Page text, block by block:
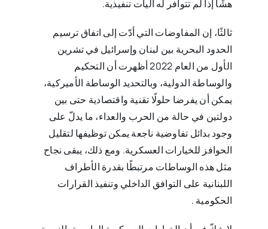
هشًا إذا لم تتوافر له آليات تنفيذية.
ثالثًا، إن المفاوضات التي أدّت إلى اتفاق ترسيم
الحدود البحرية بين لبنان وإسرائيل في تشرين
الأول من العام 2022 أظهرت أن التحكيم
والوساطة الدولية، وبالتحديد الوساطة الأميركية،
يمكن أن يفرضا حلولًا تقنية واقتصادية حتى بين
دولتين في حالة من الحرب والعداء، ما يدلّ على
وجود بدائل تفاوضية ناجعة يمكن توظيفها لتقليل
الحوافز للخيارات العسكرية. ومع ذلك، يبقى نجاح
مثل هذه الوساطات مرتبطًا بقدرة الأطراف
اللبنانية على التوافق الداخلي وتنفيذ القرارات
الحكومية .